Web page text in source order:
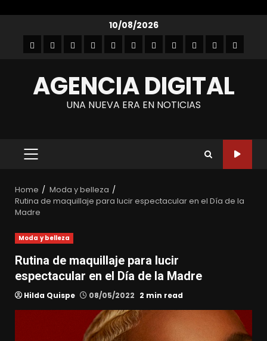
content
10/08/2026
InicioEmpresarial
Entretenimiento
Entrevistas
AutosGastronomía
Lanzamientos
NoticiasModa
belleza
Tecnología
AGENCIA DIGITAL
UNA NUEVA ERA EN NOTICIAS
PRIMARY
Home
Moda y belleza
Rutina de maquillaje para lucir espectacular en el Día de la
Madre
Moda y belleza
Rutina de maquillaje para lucir
espectacular en el Día de la Madre
Hilda Quispe 08/05/2022 2 min read